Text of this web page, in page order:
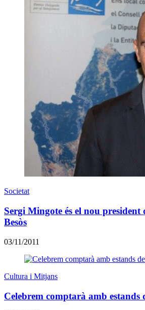
Societat
Sergi Mingote és el nou president
Besòs
03/11/2011
Cultura i Mitjans
Celebrem comptarà amb estands